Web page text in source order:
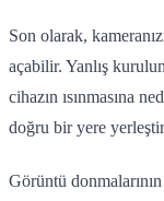
Son olarak,
açabilir. Yanlış
cihazın ısınmasına
doğru bir yere
Görüntü